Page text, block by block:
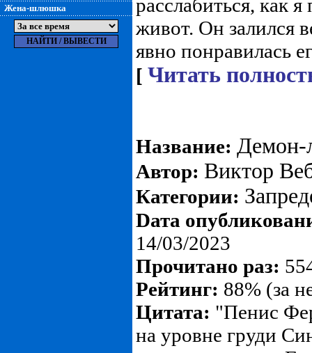
Жена-шлюшка
расслабиться, как
живот. Он залился
явно понравилась
[ Читать
Название: Демон-
Автор: Виктор
Категории:
Dата
14/03/2023
Прочитано раз:
Рейтинг: 88% (за
Цитата: "Пенис
на уровне груди